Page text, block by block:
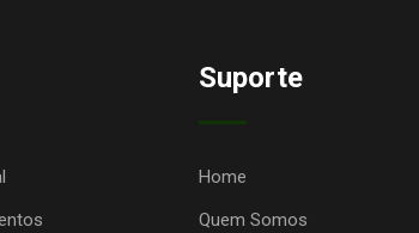
Suporte
Home
Quem Somos